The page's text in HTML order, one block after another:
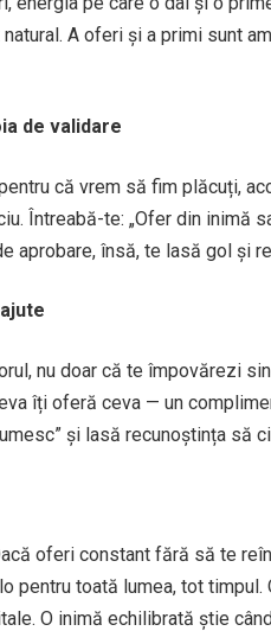
A oferi și a primi sunt
de validare
că vrem să fim plăcuți,
Întreabă-te: „Ofer din inimă
aprobare, însă, te lasă gol și
nu doar că te împovărezi
îți oferă ceva — un
și lasă recunoștința să
oferi constant fără să te
pentru toată lumea, tot timpul.
O inimă echilibrată știe